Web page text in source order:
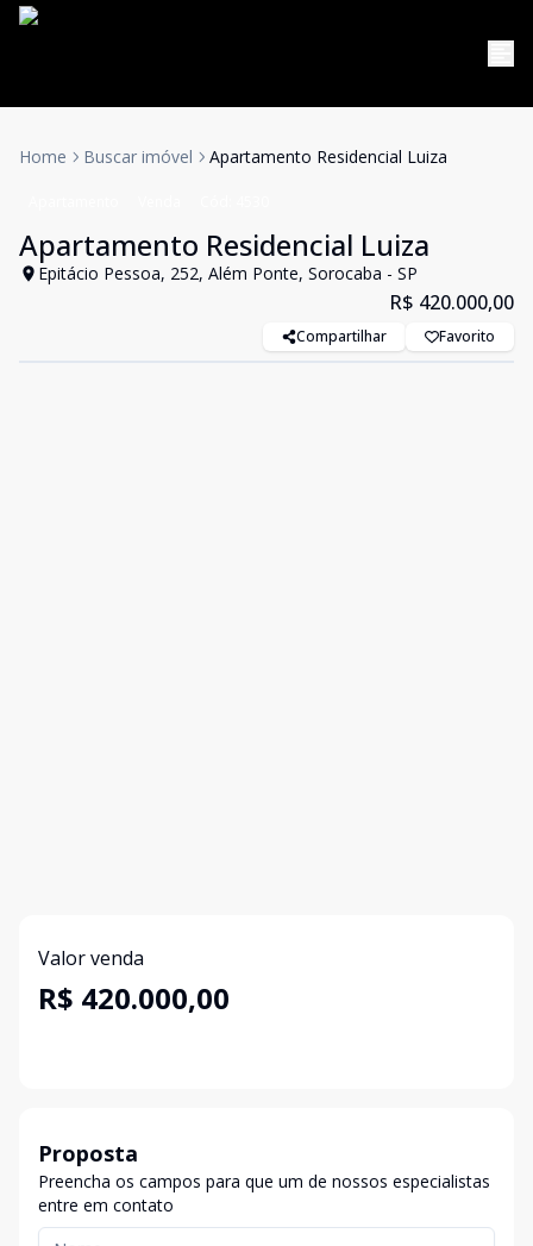
Home Buscar imóvel Apartamento Residencial Luiza
Apartamento Residencial Luiza
Epitácio Pessoa, 252, Além Ponte, Sorocaba - SP
R$ 420.000,00
Compartilhar Favorito
Valor venda
R$ 420.000,00
Proposta
Preencha os campos para que um de nossos especialistas
entre em contato